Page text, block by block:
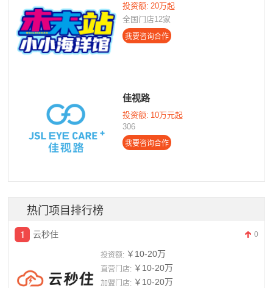
306
云秒住
加盟门店: ￥10-20万